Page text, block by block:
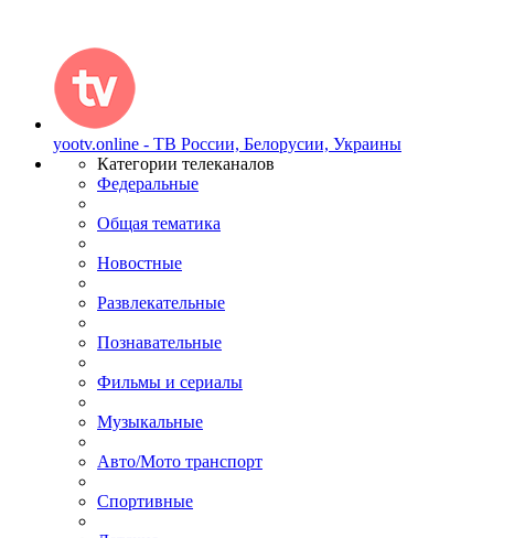
yootv.online - ТВ России, Белорусии, Украины
Категории телеканалов
Федеральные
Общая тематика
Новостные
Развлекательные
Познавательные
Фильмы и сериалы
Музыкальные
Авто/Мото транспорт
Спортивные